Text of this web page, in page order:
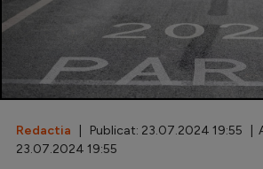
Special
Diverse
Inedit
Clasamente
Redactia | Publicat: 23.07.2024 19:55 |
23.07.2024 19:55